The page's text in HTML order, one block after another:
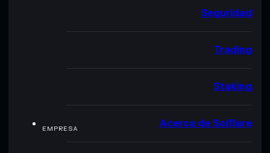
Seguridad
Trading
Staking
EMPRESA Acerca de Solflare